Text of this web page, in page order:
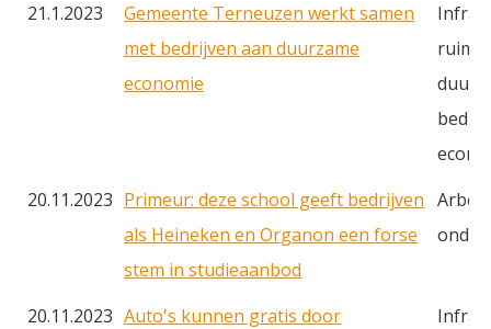
21.1.2023
Gemeente Terneuzen werkt samen
met bedrijven aan duurzame
economie
20.11.2023 Primeur: deze school geeft bedrijven
als Heineken en Organon een forse
stem in studieaanbod
20.11.2023 Auto's kunnen gratis door